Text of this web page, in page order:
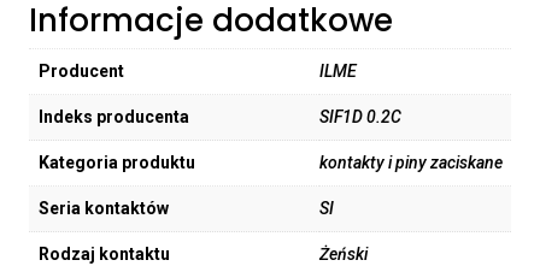
Informacje dodatkowe
Producent ILME
Indeks producenta SIF1D 0.2C
Kategoria produktu kontakty i piny zaciskane
Seria kontaktów SI
Rodzaj kontaktu Żeński